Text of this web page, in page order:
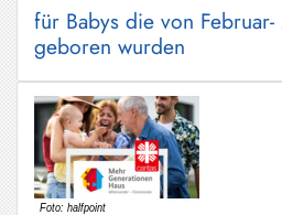
für Babys die von
geboren wurden